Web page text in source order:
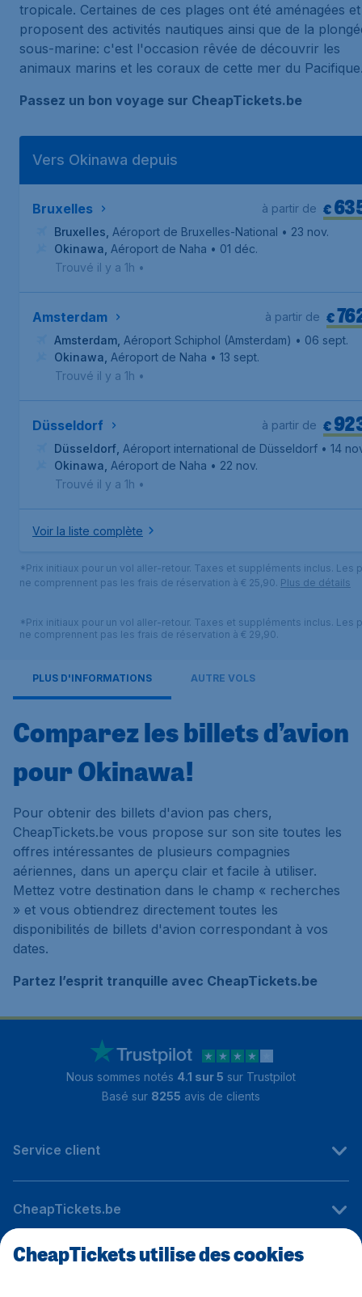
tropicale. Certaines de ces plages ont été aménagées et
proposent des activités nautiques ainsi que de la
sous-marine: c'est l'occasion rêvée de découvrir les
animaux marins et les coraux de cette mer du
Passez un bon voyage sur CheapTickets.be
Vers Okinawa depuis
Bruxelles €
à partir de
Bruxelles Aéroport de Bruxelles-National • 23 nov.
Okinawa Aéroport de Naha • 01 déc.
Trouvé il y a 1h •
Amsterdam €
à partir de
Amsterdam Aéroport Schiphol (Amsterdam) • 06 sept.
Okinawa Aéroport de Naha • 13 sept.
Trouvé il y a 1h •
Düsseldorf €
à partir de
Düsseldorf Aéroport international de Düsseldorf • 14
Okinawa Aéroport de Naha • 22 nov.
Trouvé il y a 1h •
Voir la liste complète
*Prix initiaux pour un vol aller-retour. Taxes et suppléments inclus. Les
ne comprennent pas les frais de réservation à € 25,90. Plus de détails
*Prix initiaux pour un vol aller-retour. Taxes et suppléments inclus. Les
ne comprennent pas les frais de réservation à € 29,90.
PLUS D'INFORMATIONS AUTRE VOLS
Comparez les billets d’avion
pour Okinawa!
Pour obtenir des billets d'avion pas chers,
CheapTickets.be vous propose sur son site toutes les
offres intéressantes de plusieurs compagnies
aériennes, dans un aperçu clair et facile à utiliser.
Mettez votre destination dans le champ « recherches
» et vous obtiendrez directement toutes les
disponibilités de billets d'avion correspondant à vos
dates.
Partez l’esprit tranquille avec CheapTickets.be
Nous sommes notés 4.1 sur 5 sur Trustpilot
Basé sur 8255 avis de clients
Service client
CheapTickets.be
Sites internationaux
CheapTickets utilise des cookies